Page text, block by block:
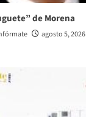
de Morena
agosto 5, 2026